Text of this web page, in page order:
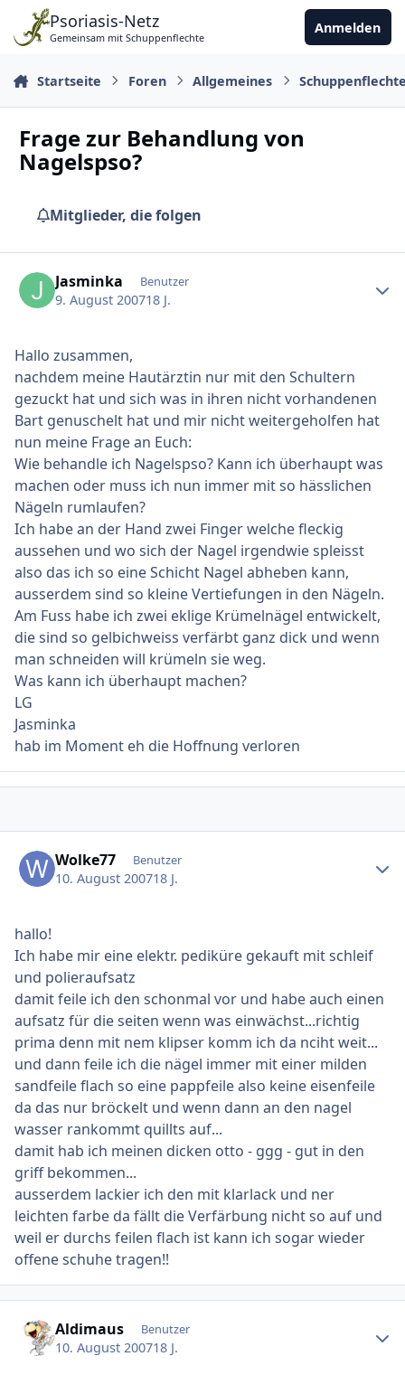
Zu Inhalt springen
Psoriasis-Netz
Gemeinsam mit Schuppenflechte
Anmelden
Startseite Foren Allgemeines
Frage zur Behandlung von
Nagelspso?
Mitglieder, die folgen
Jasminka Benutzer
9. August 200718 J.
Hallo zusammen,
nachdem meine Hautärztin nur mit den Schultern
gezuckt hat und sich was in ihren nicht vorhandenen
Bart genuschelt hat und mir nicht weitergeholfen hat
nun meine Frage an Euch:
Wie behandle ich Nagelspso? Kann ich überhaupt was
machen oder muss ich nun immer mit so hässlichen
Nägeln rumlaufen?
Ich habe an der Hand zwei Finger welche fleckig
aussehen und wo sich der Nagel irgendwie spleisst
also das ich so eine Schicht Nagel abheben kann,
ausserdem sind so kleine Vertiefungen in den Nägeln.
Am Fuss habe ich zwei eklige Krümelnägel entwickelt,
die sind so gelbichweiss verfärbt ganz dick und wenn
man schneiden will krümeln sie weg.
Was kann ich überhaupt machen?
LG
Jasminka
hab im Moment eh die Hoffnung verloren
Wolke77 Benutzer
10. August 200718 J.
hallo!
Ich habe mir eine elektr. pediküre gekauft mit schleif
und polieraufsatz
damit feile ich den schonmal vor und habe auch einen
aufsatz für die seiten wenn was einwächst...richtig
prima denn mit nem klipser komm ich da nciht weit...
und dann feile ich die nägel immer mit einer milden
sandfeile flach so eine pappfeile also keine eisenfeile
da das nur bröckelt und wenn dann an den nagel
wasser rankommt quillts auf...
damit hab ich meinen dicken otto - ggg - gut in den
griff bekommen...
ausserdem lackier ich den mit klarlack und ner
leichten farbe da fällt die Verfärbung nicht so auf und
weil er durchs feilen flach ist kann ich sogar wieder
offene schuhe tragen!!
Aldimaus Benutzer
10. August 200718 J.